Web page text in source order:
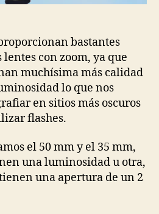
bastantes
con zoom, ya que
muchísima más calidad
lo que nos
en sitios más oscuros
flashes.
el 50 mm y el 35 mm,
una luminosidad u otra,
una apertura de un 2